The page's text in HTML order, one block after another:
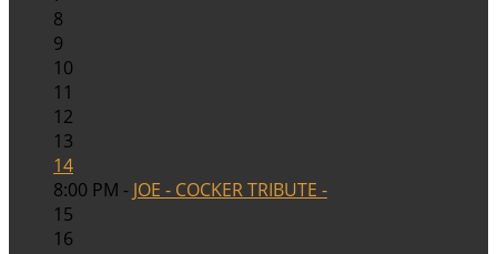
8
9
10
11
12
13
14
8:00 PM - JOE - COCKER TRIBUTE -
15
16